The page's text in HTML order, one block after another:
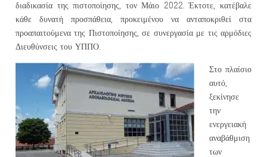
διαδικασία της πιστοποίησης, τον Μάιο 2022. Έκτοτε, κατέβαλε
κάθε δυνατή προσπάθεια, προκειμένου να ανταποκριθεί στα
προαπαιτούμενα της Πιστοποίησης, σε συνεργασία με τις αρμόδιες
Διευθύνσεις του ΥΠΠΟ.
Στο πλαίσιο
αυτό,
ξεκίνησε
την
ενεργειακή
αναβάθμιση
των